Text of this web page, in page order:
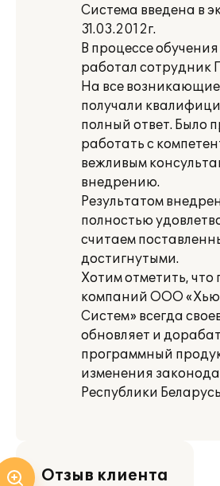
Система введена в
31.03.2012г.
В процессе
работал сотрудник
На все
получали
полный ответ. Было
работать с
вежливым
внедрению.
Результатом
полностью
считаем
достигнутыми.
Хотим отметить, что
компаний ООО
Систем» всегда
обновляет и
программный
изменения
Республики
Отзыв клиента